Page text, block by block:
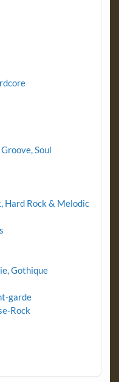
Soul
Hard Rock & Melodic
Gothique
garde
Rock